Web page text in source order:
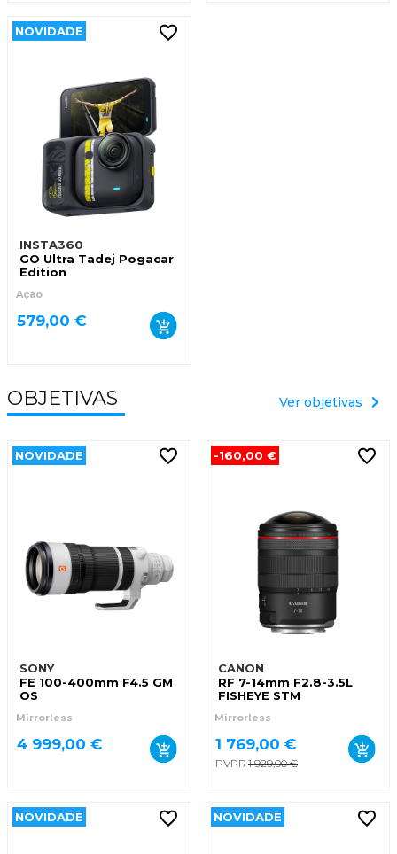
NOVIDADE
INSTA360
GO Ultra Tadej Pogacar
Edition
Ação
579,00 €
OBJETIVAS Ver objetivas
NOVIDADE
SONY
FE 100-400mm F4.5 GM
OS
Mirrorless
4 999,00 €
-160,00 €
CANON
RF 7-14mm F2.8-3.5L
FISHEYE STM
Mirrorless
1 769,00 €
PVPR 1 929,00 €
NOVIDADE NOVIDADE